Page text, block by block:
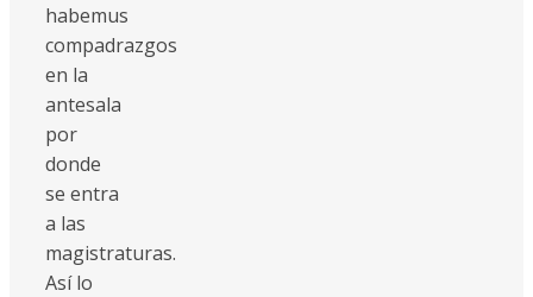
habemus
compadrazgos
en la
antesala
por
donde
se entra
a las
magistraturas.
Así lo